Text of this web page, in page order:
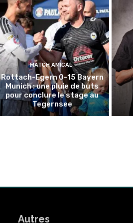
MATCH AMICAL
Rottach-Egern 0-15 Bayern
Munich : une pluie de buts
pour conclure le stage au
Tegernsee
Autres